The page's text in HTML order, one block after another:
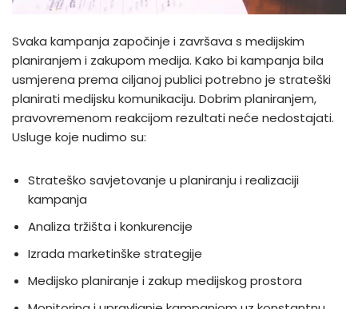
Svaka kampanja započinje i završava s medijskim
planiranjem i zakupom medija. Kako bi kampanja bila
usmjerena prema ciljanoj publici potrebno je strateški
planirati medijsku komunikaciju. Dobrim planiranjem,
pravovremenom reakcijom rezultati neće nedostajati.
Usluge koje nudimo su:
Strateško savjetovanje u planiranju i realizaciji
kampanja
Analiza tržišta i konkurencije
Izrada marketinške strategije
Medijsko planiranje i zakup medijskog prostora